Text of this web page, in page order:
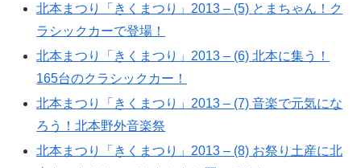
北本まつり「きくまつり」2013 – (5) とまちゃん！ク
ラシックカーで登場！
北本まつり「きくまつり」2013 – (6) 北本に集う！
165台のクラシックカー！
北本まつり「きくまつり」2013 – (7) 音楽で元気にな
ろう！北本野外音楽祭
北本まつり「きくまつり」2013 – (8) お祭り土産に北